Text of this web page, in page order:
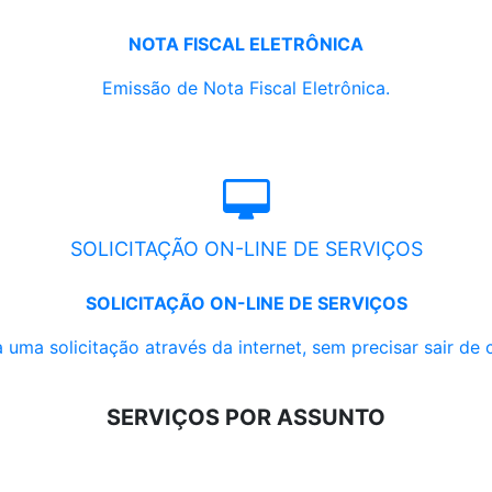
NOTA FISCAL ELETRÔNICA
Emissão de Nota Fiscal Eletrônica.
SOLICITAÇÃO ON-LINE DE SERVIÇOS
SOLICITAÇÃO ON-LINE DE SERVIÇOS
uma solicitação através da internet, sem precisar sair de
SERVIÇOS POR ASSUNTO